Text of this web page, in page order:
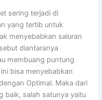
sering terjadi di
yang tertib untuk
menyebabkan saluran
diantaranya
membuang puntung
bisa menyebabkan
Optimal. Maka dari
baik, salah satunya yaitu